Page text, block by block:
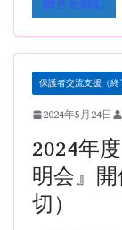
保護者交流支援（終
2024年5月24日
2024年
明会』
切）